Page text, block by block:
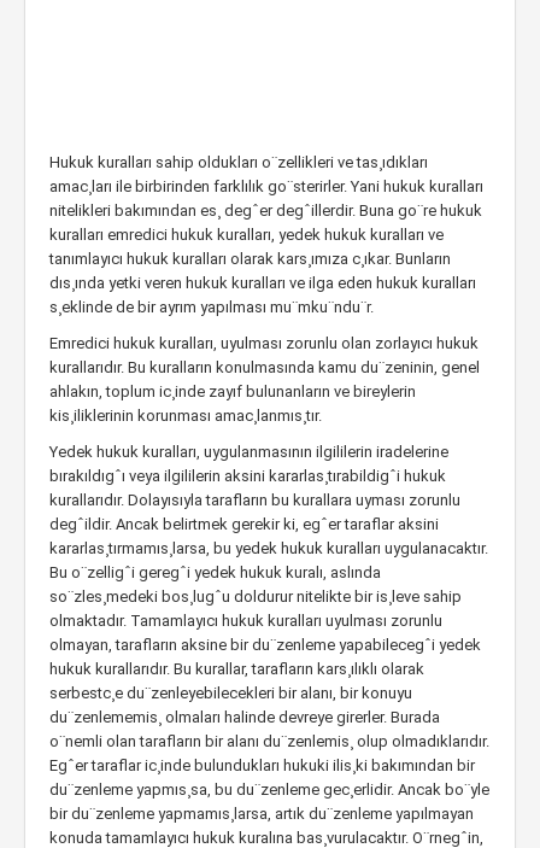
Hukuk kuralları sahip oldukları o¨zellikleri ve tas¸ıdıkları
amac¸ları ile birbirinden farklılık go¨sterirler. Yani hukuk kuralları
nitelikleri bakımından es¸ degˆer degˆillerdir. Buna go¨re hukuk
kuralları emredici hukuk kuralları, yedek hukuk kuralları ve
tanımlayıcı hukuk kuralları olarak kars¸ımıza c¸ıkar. Bunların
dıs¸ında yetki veren hukuk kuralları ve ilga eden hukuk kuralları
s¸eklinde de bir ayrım yapılması mu¨mku¨ndu¨r.
Emredici hukuk kuralları, uyulması zorunlu olan zorlayıcı hukuk
kurallarıdır. Bu kuralların konulmasında kamu du¨zeninin, genel
ahlakın, toplum ic¸inde zayıf bulunanların ve bireylerin
kis¸iliklerinin korunması amac¸lanmıs¸tır.
Yedek hukuk kuralları, uygulanmasının ilgililerin iradelerine
bırakıldıgˆı veya ilgililerin aksini kararlas¸tırabildigˆi hukuk
kurallarıdır. Dolayısıyla tarafların bu kurallara uyması zorunlu
degˆildir. Ancak belirtmek gerekir ki, egˆer taraflar aksini
kararlas¸tırmamıs¸larsa, bu yedek hukuk kuralları uygulanacaktır.
Bu o¨zelligˆi geregˆi yedek hukuk kuralı, aslında
so¨zles¸medeki bos¸lugˆu doldurur nitelikte bir is¸leve sahip
olmaktadır. Tamamlayıcı hukuk kuralları uyulması zorunlu
olmayan, tarafların aksine bir du¨zenleme yapabilecegˆi yedek
hukuk kurallarıdır. Bu kurallar, tarafların kars¸ılıklı olarak
serbestc¸e du¨zenleyebilecekleri bir alanı, bir konuyu
du¨zenlememis¸ olmaları halinde devreye girerler. Burada
o¨nemli olan tarafların bir alanı du¨zenlemis¸ olup olmadıklarıdır.
Egˆer taraflar ic¸inde bulundukları hukuki ilis¸ki bakımından bir
du¨zenleme yapmıs¸sa, bu du¨zenleme gec¸erlidir. Ancak bo¨yle
bir du¨zenleme yapmamıs¸larsa, artık du¨zenleme yapılmayan
konuda tamamlayıcı hukuk kuralına bas¸vurulacaktır. O¨rnegˆin,